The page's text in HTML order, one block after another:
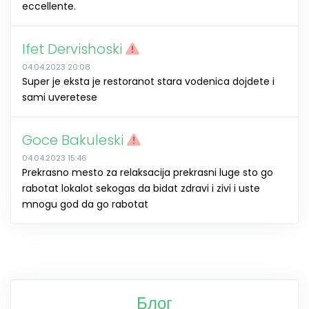
eccellente.
Ifet Dervishoski
04.04.2023 20:08
Super je eksta je restoranot stara vodenica dojdete i
sami uveretese
Goce Bakuleski
04.04.2023 15:46
Prekrasno mesto za relaksacija prekrasni luge sto go
rabotat lokalot sekogas da bidat zdravi i zivi i uste
mnogu god da go rabotat
Блог